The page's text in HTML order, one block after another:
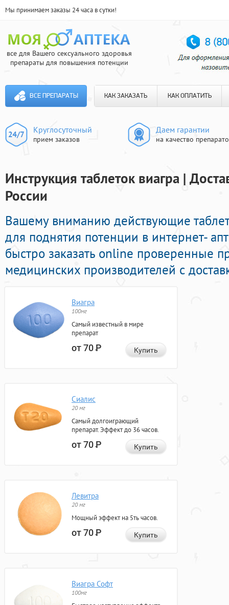
Мы принимаем заказы 24 часа в сутки!
все для Вашего сексуального здоровья
препараты для повышения потенции
ВСЕ ПРЕПАРАТЫ КАК ЗАКАЗАТЬ КАК ОПЛАТИТЬ
Круглосуточный
прием заказов
Даем гарантии
на качество
Инструкция таблеток виагра |
России
Вашему вниманию действующие
для поднятия потенции в интернет-
быстро заказать online проверенные
медицинских производителей с
Виагра
100мг
Самый известный в мире
препарат
от 70Р Купить
Сиалис
20 мг
Самый долгоиграющий
препарат. Эффект до 36 часов.
от 70Р Купить
Левитра
20 мг
Мощный эффект на 5ть часов.
от 70Р Купить
Виагра Софт
100мг